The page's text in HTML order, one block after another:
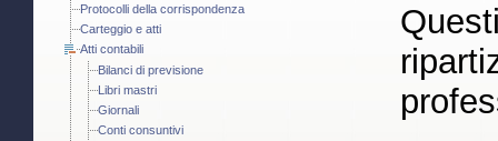
Protocolli della corrispondenza
Carteggio e atti
Atti contabili
Bilanci di previsione
Libri mastri
Giornali
Conti consuntivi